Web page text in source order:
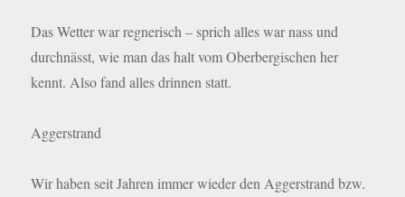
Das Wetter war regnerisch – sprich alles war nass und
durchnässt, wie man das halt vom Oberbergischen her
kennt. Also fand alles drinnen statt.
Aggerstrand
Wir haben seit Jahren immer wieder den Aggerstrand bzw.